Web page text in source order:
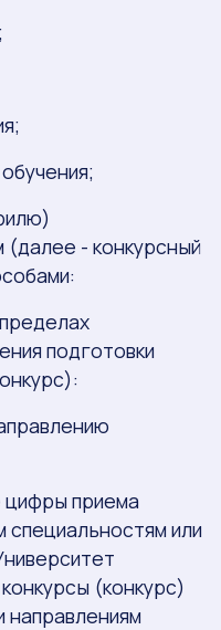
- конкурсный
подготовки
цифры приема
или
(конкурс)
направлениям